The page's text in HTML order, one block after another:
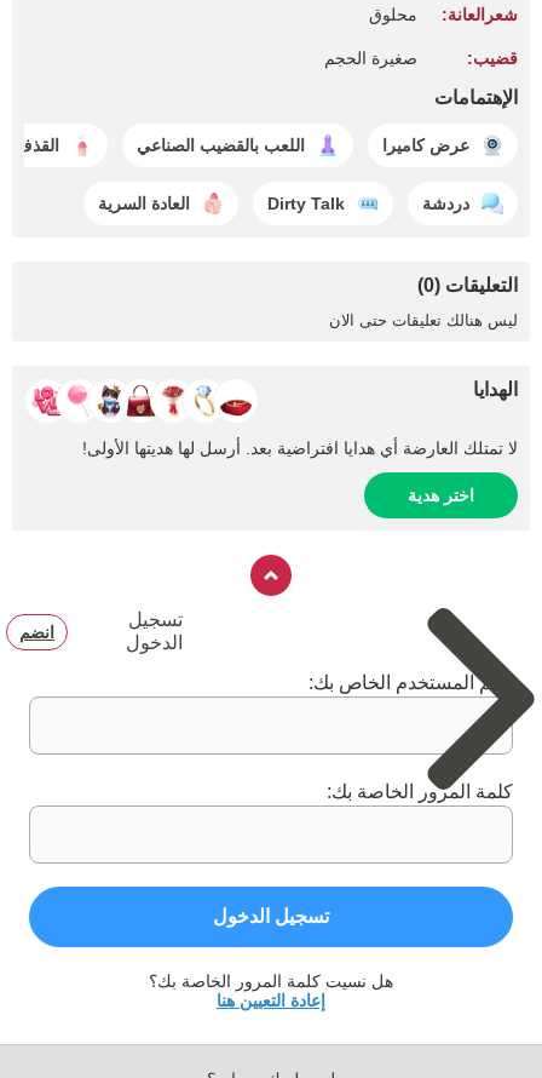
شعرالعانة: محلوق
قضيب: صغيرة الحجم
الإهتمامات
عرض كاميرا اللعب بالقضيب الصناعي القذف
دردشة Dirty Talk العادة السرية
التعليقات (0)
ليس هنالك تعليقات حتى الان
الهدايا
لا تمتلك العارضة أي هدايا افتراضية بعد. أرسل لها هديتها الأولى!
اختر هدية
تسجيل
الدخول
انضم
اسم المستخدم الخاص بك:
كلمة المرور الخاصة بك:
تسجيل الدخول
هل نسيت كلمة المرور الخاصة بك؟
إعادة التعيين هنا